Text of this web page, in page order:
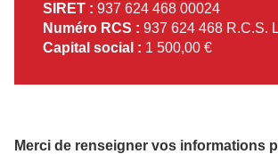
SIRET : 937 624 468 00024
Numéro RCS : 937 624 468 R.C.S.
Capital social : 1 500,00 €
Merci de renseigner vos informations